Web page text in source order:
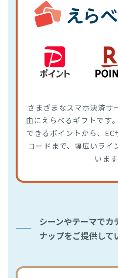
さまざまなスマホ決済サ
由にえらべるギフトです
できるポイントから、
コードまで、幅広いライ
います
シーンやテーマでカ
ナップをご提供して